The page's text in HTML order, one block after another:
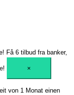
Få 6 tilbud fra banker,
×
von 1 Monat einen